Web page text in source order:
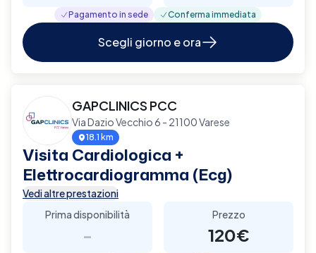
Pagamento in sede Conferma immediata
Scegli giorno e ora
GAPCLINICS PCC
Via Dazio Vecchio 6 - 21100 Varese
18.1 km
Visita Cardiologica +
Elettrocardiogramma (Ecg)
Vedi altre prestazioni
Prima disponibilità
-
Prezzo
120€